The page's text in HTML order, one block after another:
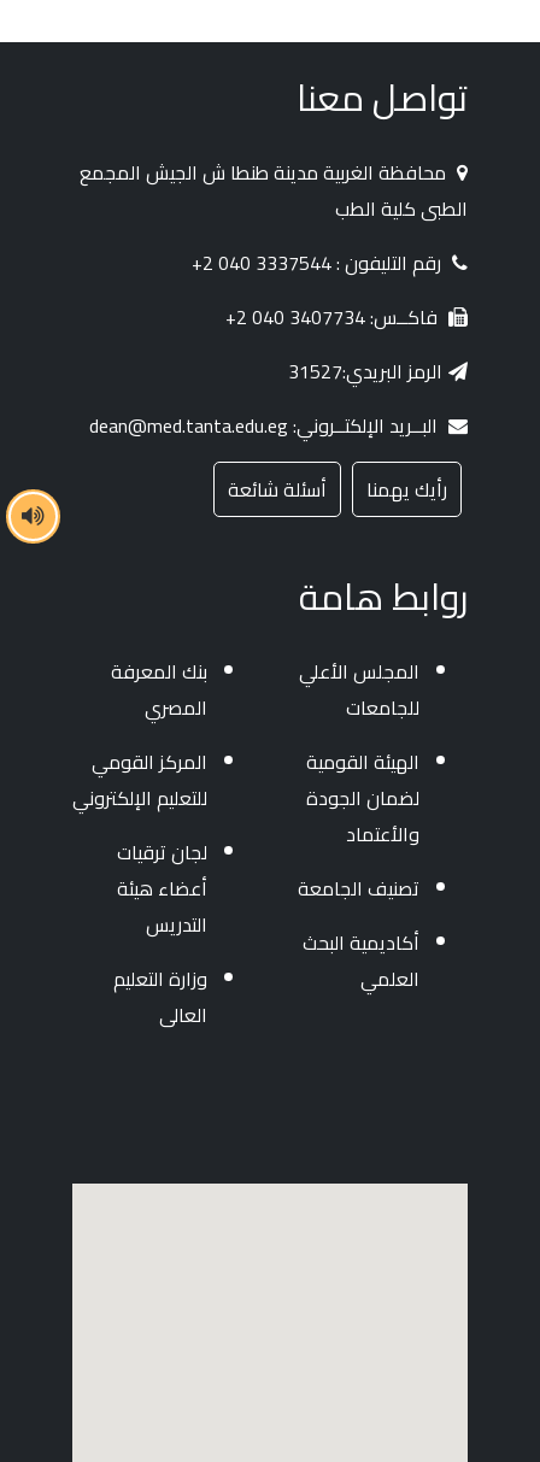
تواصل معنا
محافظة الغربية مدينة طنطا ش الجيش المجمع
الطبى كلية الطب
رقم التليفون : 3337544 040 2+
فاكــس: 3407734 040 2+
الرمز البريدي:31527
البــريد الإلكتــروني: dean@med.tanta.edu.eg
رأيك يهمنا
أسئلة شائعة
روابط هامة
المجلس الأعلي
للجامعات
الهيئة القومية
لضمان الجودة
والأعتماد
تصنيف الجامعة
أكاديمية البحث
العلمي
بنك المعرفة
المصري
المركز القومي
للتعليم الإلكتروني
لجان ترقيات
أعضاء هيئة
التدريس
وزارة التعليم
العالى